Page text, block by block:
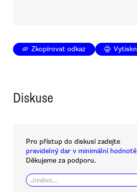
Zkopírovat odkaz
Diskuse
Pro přístup do diskusí zadejte
pravidelný dar v minimální
Děkujeme za podporu.